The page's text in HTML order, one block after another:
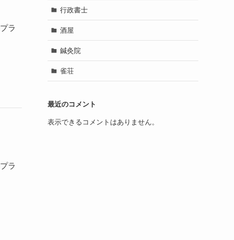
ラ
ラ
行政書士
酒屋
鍼灸院
雀荘
最近のコメント
表示できるコメントはありません。